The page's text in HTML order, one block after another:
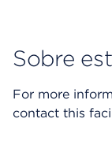
Sobre
For more
contact this